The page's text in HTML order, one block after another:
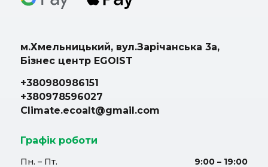
м.Хмельницький, вул.Зарічанська 3а,
Бізнес центр EGOIST
+380980986151
+380978596027
Climate.ecoalt@gmail.com
Графік роботи
Пн. – Пт. 9:00 – 19:00